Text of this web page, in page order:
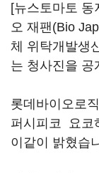
[뉴스토마토 동
오 재팬(Bio
체 위탁개발생
는 청사진을 공
롯데바이오로
퍼시피코 요
이같이 밝혔습